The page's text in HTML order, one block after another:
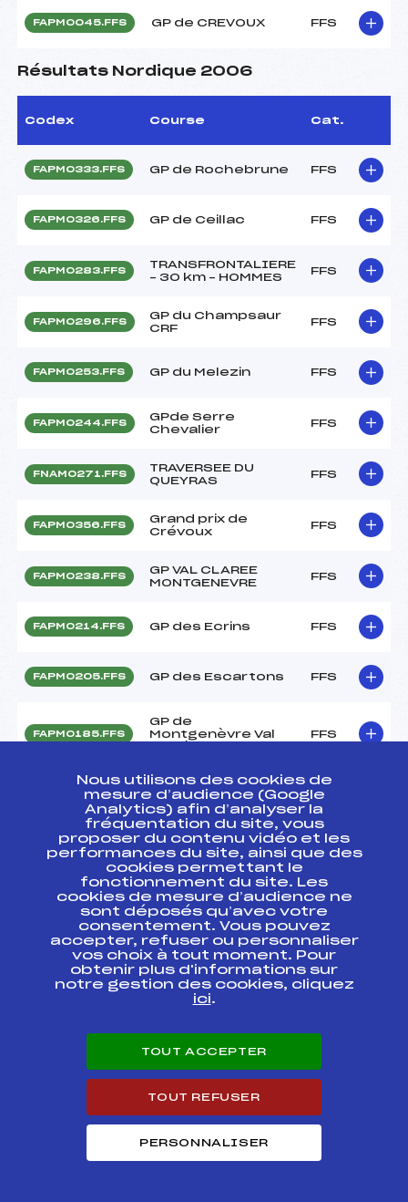
FAPM0045.FFS GP de CREVOUX FFS
Résultats Nordique 2006
Codex Course Cat.
FAPM0333.FFS GP de Rochebrune FFS
FAPM0326.FFS GP de Ceillac FFS
FAPM0283.FFS
TRANSFRONTALIERE
– 30 km – HOMMES
FFS
FAPM0296.FFS
GP du Champsaur
CRF
FFS
FAPM0253.FFS GP du Melezin FFS
FAPM0244.FFS
GPde Serre
Chevalier
FFS
FNAM0271.FFS
TRAVERSEE DU
QUEYRAS
FFS
FAPM0356.FFS
Grand prix de
Crévoux
FFS
FAPM0238.FFS
GP VAL CLAREE
MONTGENEVRE
FFS
FAPM0214.FFS GP des Ecrins FFS
FAPM0205.FFS GP des Escartons FFS
FAPM0185.FFS
GP de
Montgenèvre Val
FFS
Résultats Nordique 2005
Codex Course Cat.
FNAM0412.FFS
LA SAVOYARDE
2005 21 KM CL
FFS
FAPM0302.FFS
GRAND PRIX DU
CHAMPSAUR MASS
START
FFS
GRAND PRIX DU
FAPM0297.FFS
BAYARD
FFS
FNAM0281.FFS
SERRE CHEVALIER
FFS
GRAND PRIX du
Nous utilisons des cookies de
mesure d’audience (Google
Analytics) afin d’analyser la
fréquentation du site, vous
proposer du contenu vidéo et les
performances du site, ainsi que des
cookies permettant le
fonctionnement du site. Les
cookies de mesure d’audience ne
sont déposés qu’avec votre
consentement. Vous pouvez
accepter, refuser ou personnaliser
vos choix à tout moment. Pour
obtenir plus d'informations sur
notre gestion des cookies, cliquez
ici.
TOUT ACCEPTER
TOUT REFUSER
PERSONNALISER